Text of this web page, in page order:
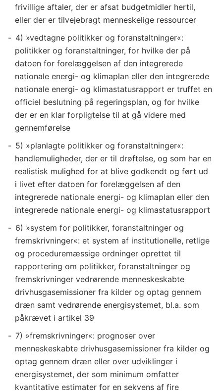
frivillige aftaler, der er afsat budgetmidler hertil,
eller der er tilvejebragt menneskelige ressourcer
4) »vedtagne politikker og foranstaltninger«:
politikker og foranstaltninger, for hvilke der på
datoen for forelæggelsen af den integrerede
nationale energi- og klimaplan eller den integrerede
nationale energi- og klimastatusrapport er truffet en
officiel beslutning på regeringsplan, og for hvilke
der er en klar forpligtelse til at gå videre med
gennemførelse
5) »planlagte politikker og foranstaltninger«:
handlemuligheder, der er til drøftelse, og som har en
realistisk mulighed for at blive godkendt og ført ud
i livet efter datoen for forelæggelsen af den
integrerede nationale energi- og klimaplan eller den
integrerede nationale energi- og klimastatusrapport
6) »system for politikker, foranstaltninger og
fremskrivninger«: et system af institutionelle, retlige
og proceduremæssige ordninger oprettet til
rapportering om politikker, foranstaltninger og
fremskrivninger vedrørende menneskeskabte
drivhusgasemissioner fra kilder og optag gennem
dræn samt vedrørende energisystemet, bl.a. som
påkrævet i artikel 39
7) »fremskrivninger«: prognoser over
menneskeskabte drivhusgasemissioner fra kilder og
optag gennem dræn eller over udviklinger i
energisystemet, der som minimum omfatter
kvantitative estimater for en sekvens af fire